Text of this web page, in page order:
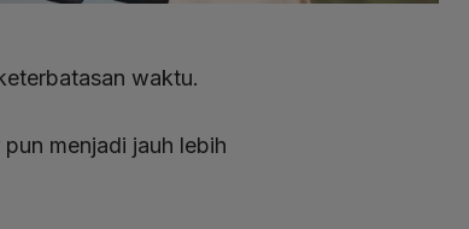
waktu.
menjadi jauh lebih